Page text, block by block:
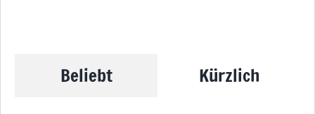
Beliebt Kürzlich